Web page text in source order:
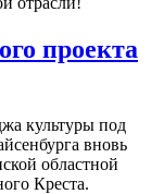
проекта
культуры под
вновь
областной
Креста.